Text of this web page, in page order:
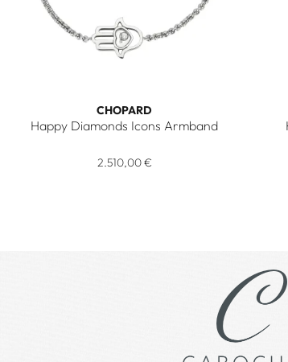
CHOPARD
Happy Diamonds Icons Armband
2.510,00 €